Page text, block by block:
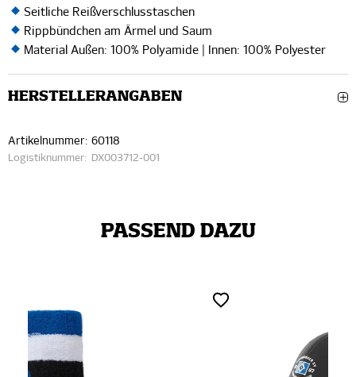
Seitliche Reißverschlusstaschen
Rippbündchen am Ärmel und Saum
Material Außen: 100% Polyamide | Innen: 100% Polyester
HERSTELLERANGABEN
Artikelnummer: 60118
Logistiknummer: DX003712-001
PASSEND DAZU